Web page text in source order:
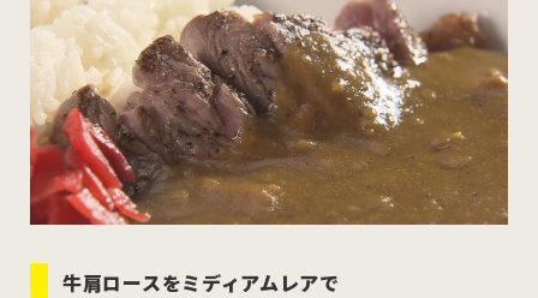
牛肩ロースをミディアムレアで